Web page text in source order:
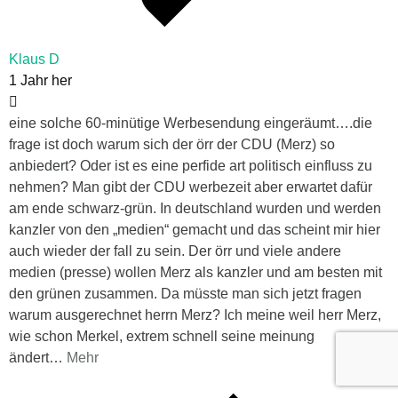
Klaus D
1 Jahr her
eine solche 60-minütige Werbesendung eingeräumt….die
frage ist doch warum sich der örr der CDU (Merz) so
anbiedert? Oder ist es eine perfide art politisch einfluss zu
nehmen? Man gibt der CDU werbezeit aber erwartet dafür
am ende schwarz-grün. In deutschland wurden und werden
kanzler von den „medien“ gemacht und das scheint mir hier
auch wieder der fall zu sein. Der örr und viele andere
medien (presse) wollen Merz als kanzler und am besten mit
den grünen zusammen. Da müsste man sich jetzt fragen
warum ausgerechnet herrn Merz? Ich meine weil herr Merz,
wie schon Merkel, extrem schnell seine meinung
ändert… Mehr